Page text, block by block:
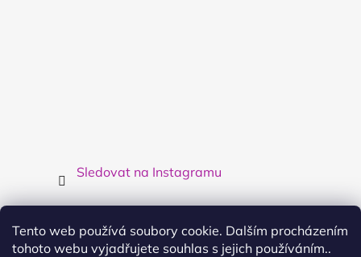
Tento web používá soubory cookie. Dalším procházením
tohoto webu vyjadřujete souhlas s jejich používáním..
Sledovat na Instagramu
Facebook